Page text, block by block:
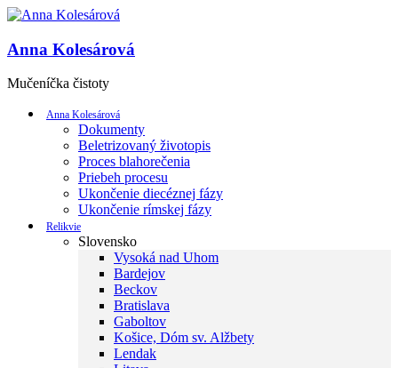
Anna Kolesárová
Mučeníčka čistoty
Anna Kolesárová
Dokumenty
Beletrizovaný životopis
Proces blahorečenia
Priebeh procesu
Ukončenie diecéznej fázy
Ukončenie rímskej fázy
Relikvie
Slovensko
Vysoká nad Uhom
Bardejov
Beckov
Bratislava
Gaboltov
Košice, Dóm sv. Alžbety
Lendak